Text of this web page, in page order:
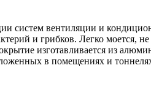
систем вентиляции и
и грибков. Легко моется,
изготавливается из
в помещениях и